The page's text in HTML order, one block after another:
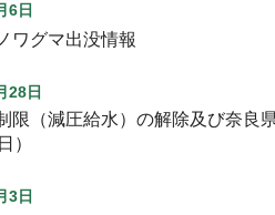
6日
ワグマ出没情報
28日
限（減圧給水）の解除及び奈良
）
3日